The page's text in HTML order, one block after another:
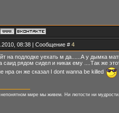
08:38 | Сообщение # 4
на подлодке уехать м да......А у дымка
саид рядом сидел и никак ему ....Так же
нра он же сказал I dont wanna be killed
мире мы живем. Ни лютости ни